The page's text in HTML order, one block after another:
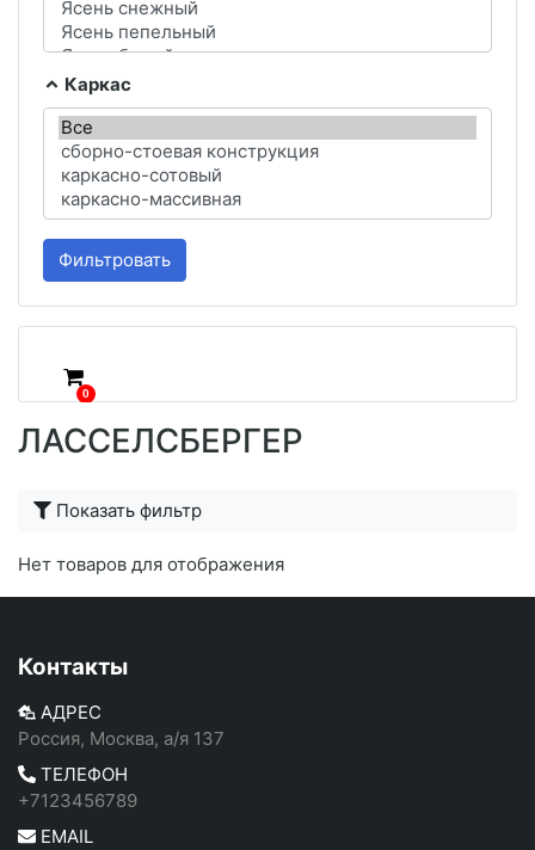
Каркас
Фильтровать
0
ЛАССЕЛСБЕРГЕР
Показать фильтр
Нет товаров для отображения
Контакты
АДРЕС
Россия, Москва, а/я 137
ТЕЛЕФОН
+7123456789
EMAIL